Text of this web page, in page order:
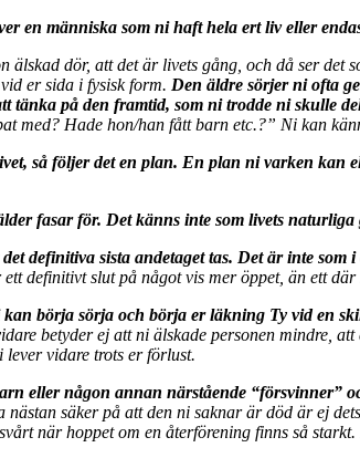
en människa som ni haft hela ert liv eller
älskad dör, att det är livets gång, och då ser
er sida i fysisk form. Den äldre sörjer ni ofta
tänka på den framtid, som ni trodde ni skulle
med? Hade hon/han fått barn etc.?” Ni kan
så följer det en plan. En plan ni varken
fasar för. Det känns inte som livets
definitiva sista andetaget tas. Det är inte
definitivt slut på något vis mer öppet, än ett
börja sörja och börja er läkning Ty vid en
betyder ej att ni älskade personen mindre,
vidare trots er förlust.
eller någon annan närstående “försvinner”
nästan säker på att den ni saknar är död är ej
när hoppet om en återförening finns så